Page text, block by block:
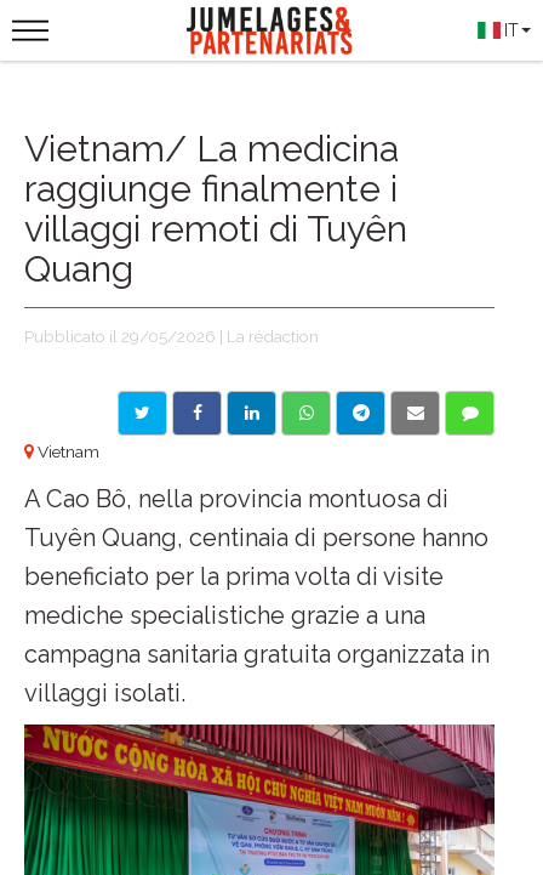
IT
Vietnam/ La medicina
raggiunge finalmente i
villaggi remoti di Tuyên
Quang
Pubblicato il 29/05/2026 | La rédaction
Vietnam
A Cao Bô, nella provincia montuosa di
Tuyên Quang, centinaia di persone hanno
beneficiato per la prima volta di visite
mediche specialistiche grazie a una
campagna sanitaria gratuita organizzata in
villaggi isolati.